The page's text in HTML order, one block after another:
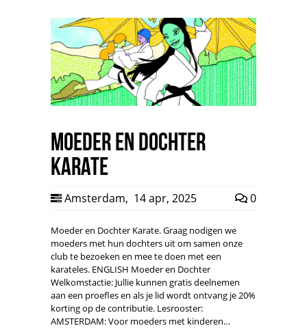
Moeder en Dochter
Karate
Amsterdam, 14 apr, 2025 0
Moeder en Dochter Karate. Graag nodigen we
moeders met hun dochters uit om samen onze
club te bezoeken en mee te doen met een
karateles. ENGLISH Moeder en Dochter
Welkomstactie: Jullie kunnen gratis deelnemen
aan een proefles en als je lid wordt ontvang je 20%
korting op de contributie. Lesrooster:
AMSTERDAM: Voor moeders met kinderen…